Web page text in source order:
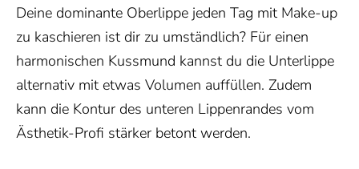
Deine dominante Oberlippe jeden Tag mit Make-up
zu kaschieren ist dir zu umständlich? Für einen
harmonischen Kussmund kannst du die Unterlippe
alternativ mit etwas Volumen auffüllen. Zudem
kann die Kontur des unteren Lippenrandes vom
Ästhetik-Profi stärker betont werden.